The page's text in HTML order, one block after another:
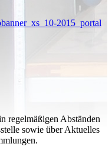
regelmäßigen Abständen
sowie über Aktuelles